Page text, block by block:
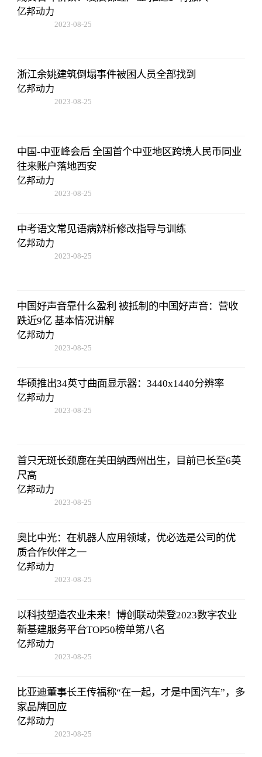
亿邦动力
2023-08-25
浙江余姚建筑倒塌事件被困人员全部找到
亿邦动力
2023-08-25
中国-中亚峰会后 全国首个中亚地区跨境人民币同业
往来账户落地西安
亿邦动力
2023-08-25
中考语文常见语病辨析修改指导与训练
亿邦动力
2023-08-25
中国好声音靠什么盈利 被抵制的中国好声音：营收
跌近9亿 基本情况讲解
亿邦动力
2023-08-25
华硕推出34英寸曲面显示器：3440x1440分辨率
亿邦动力
2023-08-25
首只无斑长颈鹿在美田纳西州出生，目前已长至6英
尺高
亿邦动力
2023-08-25
奥比中光：在机器人应用领域，优必选是公司的优
质合作伙伴之一
亿邦动力
2023-08-25
以科技塑造农业未来！博创联动荣登2023数字农业
新基建服务平台TOP50榜单第八名
亿邦动力
2023-08-25
比亚迪董事长王传福称“在一起，才是中国汽车”，多
家品牌回应
亿邦动力
2023-08-25